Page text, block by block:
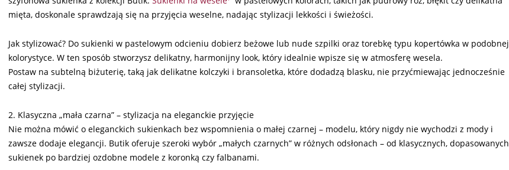
mięta, doskonale sprawdzają się na przyjęcia weselne, nadając stylizacji lekkości i świeżości.
Jak stylizować? Do sukienki w pastelowym odcieniu dobierz beżowe lub nude szpilki oraz torebkę typu kopertówka w podobnej
kolorystyce. W ten sposób stworzysz delikatny, harmonijny look, który idealnie wpisze się w atmosferę wesela.
Postaw na subtelną biżuterię, taką jak delikatne kolczyki i bransoletka, które dodadzą blasku, nie przyćmiewając jednocześnie
całej stylizacji.
2. Klasyczna „mała czarna” – stylizacja na eleganckie przyjęcie
Nie można mówić o eleganckich sukienkach bez wspomnienia o małej czarnej – modelu, który nigdy nie wychodzi z mody i
zawsze dodaje elegancji. Butik oferuje szeroki wybór „małych czarnych” w różnych odsłonach – od klasycznych, dopasowanych
sukienek po bardziej ozdobne modele z koronką czy falbanami.